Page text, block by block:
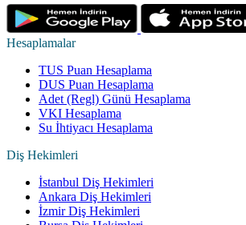
Hesaplamalar
TUS Puan Hesaplama
DUS Puan Hesaplama
Adet (Regl) Günü Hesaplama
VKI Hesaplama
Su İhtiyacı Hesaplama
Diş Hekimleri
İstanbul Diş Hekimleri
Ankara Diş Hekimleri
İzmir Diş Hekimleri